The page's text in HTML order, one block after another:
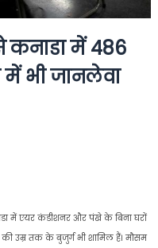
कनाडा में 486
में भी जानलेवा
में एयर कंडीशनर और पंखे के बिना घरों
उम्र तक के बुजुर्ग भी शामिल हैं। मौसम